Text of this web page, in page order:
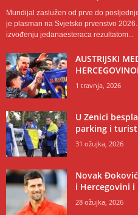
Mundijal zaslužen od prve do
je plasman na Svjetsko prvenstvo
izvođenju jedanaesteraca rezultatom...
AUSTRIJSKI
1 travnja, 2026
U Zenici
parking i
31 ožujka, 2026
Novak
i Hercegovini i
28 ožujka, 2026